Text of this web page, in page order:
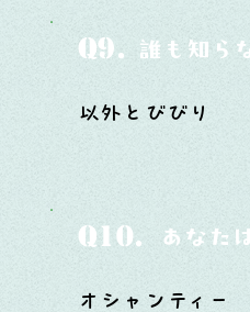
Q9. 誰も知ら
以外とびびり
Q10. あなた
オシャンティー